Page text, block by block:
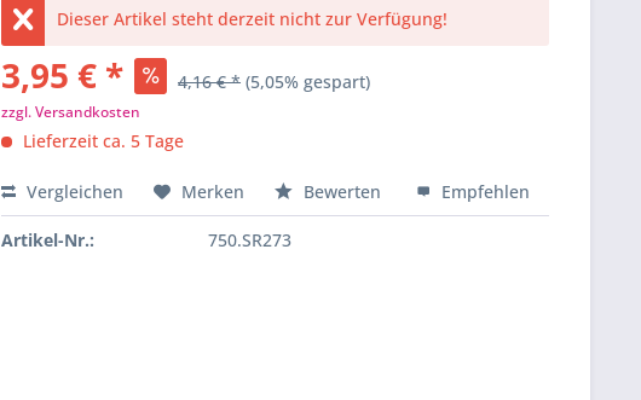
Dieser Artikel steht derzeit nicht zur Verfügung!
3,95 € * 4,16 € * (5,05% gespart)
zzgl. Versandkosten
Lieferzeit ca. 5 Tage
Vergleichen Merken Bewerten Empfehlen
Artikel-Nr.: 750.SR273